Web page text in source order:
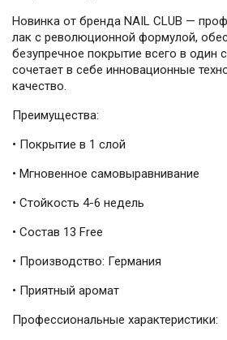
Новинка от бренда NAIL CLUB —
лак с революционной формулой,
безупречное покрытие всего в один
сочетает в себе инновационные
качество.
Преимущества:
• Покрытие в 1 слой
• Мгновенное самовыравнивание
• Стойкость 4-6 недель
• Состав 13 Free
• Производство: Германия
• Приятный аромат
Профессиональные характеристики: